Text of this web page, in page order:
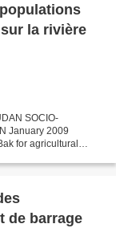
la rivière
SOCIO-
January 2009
for agricultural
de barrage